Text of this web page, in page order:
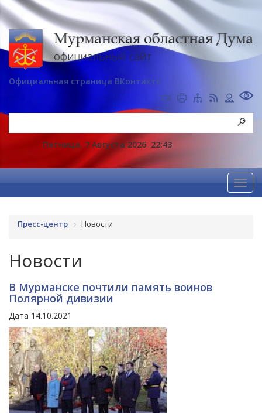
Официальная страница ВКонтакте
Пятница, 7 Августа 2026 22:43
Пресс-центр Новости
Новости
В Мурманске почтили память воинов
Полярной дивизии
Дата 14.10.2021